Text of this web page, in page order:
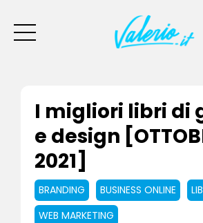
I migliori libri di
e design
2021]
BRANDING BUSINESS ONLINE
WEB MARKETING